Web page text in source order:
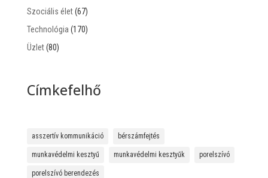
Szociális élet(67)
Technológia (170)
Üzlet(80)
Címkefelhő
asszertív kommunikáció bérszámfejtés
munkavédelmi kesztyű munkavédelmi kesztyűk porelszívó
porelszívó berendezés